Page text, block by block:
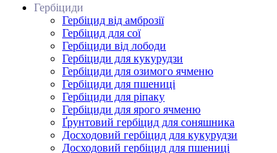
Гербіциди
Гербіцид від амброзії
Гербіцид для сої
Гербіциди від лободи
Гербіциди для кукурудзи
Гербіциди для озимого ячменю
Гербіциди для пшениці
Гербіциди для ріпаку
Гербіциди для ярого ячменю
Ґрунтовий гербіцид для соняшника
Досходовий гербіцид для кукурудзи
Досходовий гербіцид для пшениці